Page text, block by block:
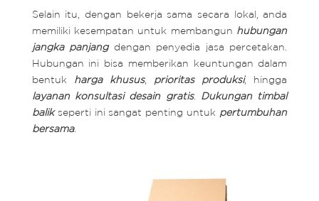
Selain itu, dengan bekerja sama secara lokal, anda
memiliki kesempatan untuk membangun hubungan
jangka panjangdengan penyedia jasa percetakan.
Hubungan ini bisa memberikan keuntungan dalam
bentuk harga khusus, prioritas produksi, hingga
layanan konsultasi desain gratis. Dukungan timbal
balikseperti ini sangat penting untuk pertumbuhan
bersama.